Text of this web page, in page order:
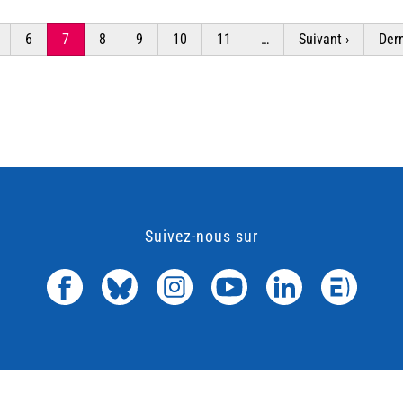
Page
6
Page
courante
7 Page
8 Page
9 Page
10 Page
11 …
Page
suivante
Suivant ›
Suivez-nous sur